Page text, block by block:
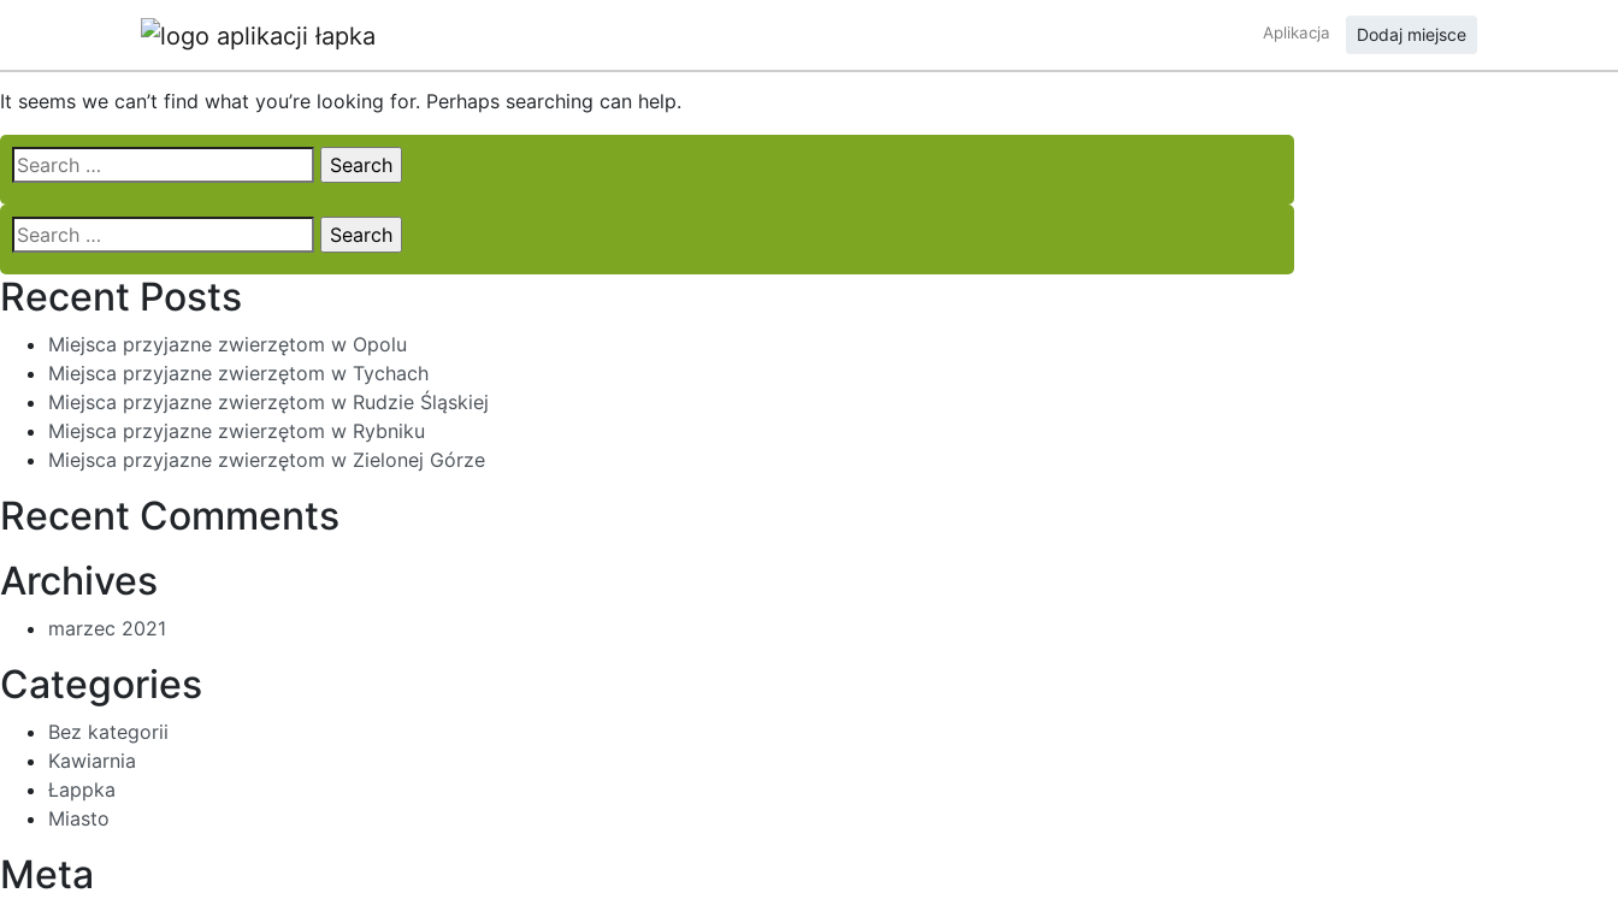
Aplikacja Dodaj miejsce
Nothing Found
It seems we can’t find what you’re looking for. Perhaps searching can help.
Search
for:
Search
for:
Recent Posts
Miejsca przyjazne zwierzętom w Opolu
Miejsca przyjazne zwierzętom w Tychach
Miejsca przyjazne zwierzętom w Rudzie Śląskiej
Miejsca przyjazne zwierzętom w Rybniku
Miejsca przyjazne zwierzętom w Zielonej Górze
Recent Comments
Archives
marzec 2021
Categories
Bez kategorii
Kawiarnia
Łappka
Miasto
Meta